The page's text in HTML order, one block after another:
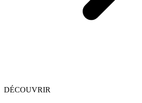
DÉCOUVRIR